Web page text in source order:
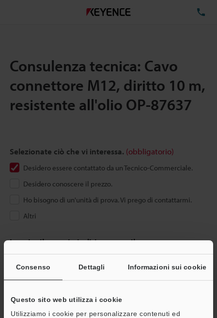
Consenso Dettagli Informazioni sui cookie
Questo sito web utilizza i cookie
Utilizziamo i cookie per personalizzare contenuti ed
Consulenza tecnica: Cavo
connettore M12, diritto 10 m,
resistente all'olio OP-87637
Selezionate ciò che vi interessa. (obbligatorio)
Desidero essere contattato da un Tecnico-Commerciale.
Desidero conoscere il prezzo.
Ho bisogno di un'unità di prova. Vi prego di contattarmi.
Altri
Inserire il proprio indirizzo e-mail
Se ha già effettuato la registrazione, inserisca qui sotto il suo
indirizzo e-mail.
Se non è ancora registrato, inserisca il suo indirizzo email qui
Indirizzo e-mail(obbligatorio)